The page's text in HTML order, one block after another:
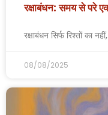
रक्षाबंधन: समय से परे
रक्षाबंधन सिर्फ रिश्तों का
08/08/2025